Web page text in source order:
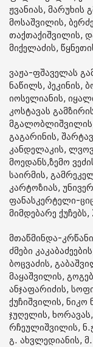
ჟვანიას, მარუხის
მოსაშვილის,
თაქთაქიშვილის,
მიქელაძის,
ვაჟა-ფშაველას
ნაწილს, პეკინის,
იოსელიანის,
კოსტავას
მგალობლიშვილის,
გაგარინის,
კანდელაკის,
მოედანს,ზემო
საირმის,
კარტოზიას,
ფანასკერტელი-
მიმდებარე
მთაწმინდა-
ძმები
ბოცვაძის,
მაყაშვილის,
ანჯაფარიძის,
ქუჩიშვილის, ნიკო
ჯუღელის,
რჩეულიშვილის,
გ. ახვლედიანის,